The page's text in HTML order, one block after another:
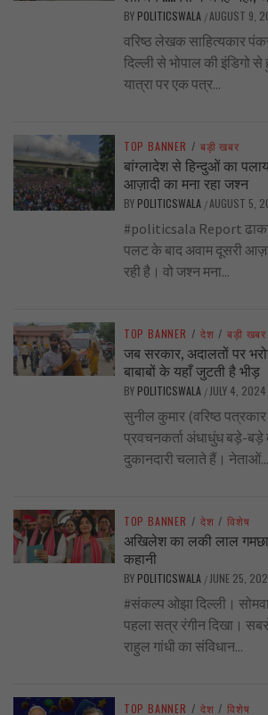
BY POLITICSWALA /AUGUST 9,
वरिष्ठ लेखक साहित्यकार
दिल्ली से भोपाल की इंडिगो
यात्रा पर एक पत्र...
TOP BANNER / बड़ी खबर
बांग्लादेश से हिन्दुओं का
आज़ादी का मना रहा जश्न
BY POLITICSWALA /AUGUST 5,
#politicsala Report
पलट के बाद अवाम दूसरी
रही है। वो जश्न मना...
TOP BANNER / देश / बड़ी खबर
जब सरकार, अदालतों पर
बाबाबों के यहाँ जुटती है भीड़
BY POLITICSWALA / JULY 4, 2024
सुनील कुमार (वरिष्ठ पत्रकार
प्रवचनकर्ता अंधाधुंध बड़े-बड़े
दुकानदारी चलाते हैं। नेताओं...
TOP BANNER / देश / विशेष
अखिलेश का लकी लाल
कहानी
BY POLITICSWALA / JUNE 25,
#संकल्प ओझा दिल्ली।
पहला सत्र रंगीन दिखा। सबसे
राहुल गांधी का संविधान...
TOP BANNER / देश / विशेष